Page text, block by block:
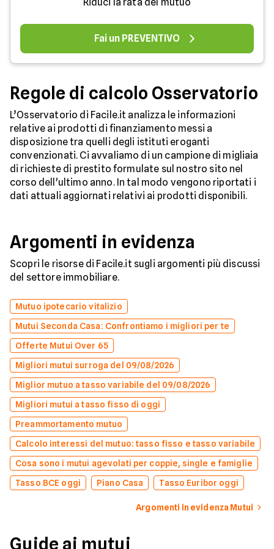
Fai un PREVENTIVO
Regole di calcolo Osservatorio
L’Osservatorio di Facile.it analizza le informazioni
relative ai prodotti di finanziamento messi a
disposizione tra quelli degli istituti eroganti
convenzionati. Ci avvaliamo di un campione di migliaia
di richieste di prestito formulate sul nostro sito nel
corso dell'ultimo anno. In tal modo vengono riportati i
dati attuali aggiornati relativi ai prodotti disponibili.
Argomenti in evidenza
Scopri le risorse di Facile.it sugli argomenti più discussi
del settore immobiliare.
Mutuo ipotecario vitalizio
Mutui Seconda Casa: Confrontiamo i migliori per te
Offerte Mutui Over 65
Migliori mutui surroga del 09/08/2026
Miglior mutuo a tasso variabile del 09/08/2026
Migliori mutui a tasso fisso di oggi
Preammortamento mutuo
Calcolo interessi del mutuo: tasso fisso e tasso variabile
Cosa sono i mutui agevolati per coppie, single e famiglie
Tasso BCE oggi
Piano Casa Tasso Euribor oggi
Argomenti in evidenza Mutui
Guide ai mutui